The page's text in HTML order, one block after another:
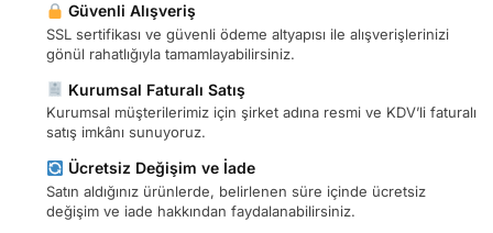
Güvenli Alışveriş
SSL sertifikası ve güvenli ödeme altyapısı ile alışverişlerinizi
gönül rahatlığıyla tamamlayabilirsiniz.
Kurumsal Faturalı Satış
Kurumsal müşterilerimiz için şirket adına resmi ve KDV’li faturalı
satış imkânı sunuyoruz.
Ücretsiz Değişim ve İade
Satın aldığınız ürünlerde, belirlenen süre içinde ücretsiz
değişim ve iade hakkından faydalanabilirsiniz.